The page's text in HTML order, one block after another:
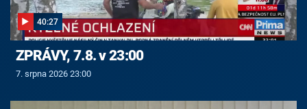
40:27
ZPRÁVY, 7.8. v 23:00
7. srpna 2026 23:00